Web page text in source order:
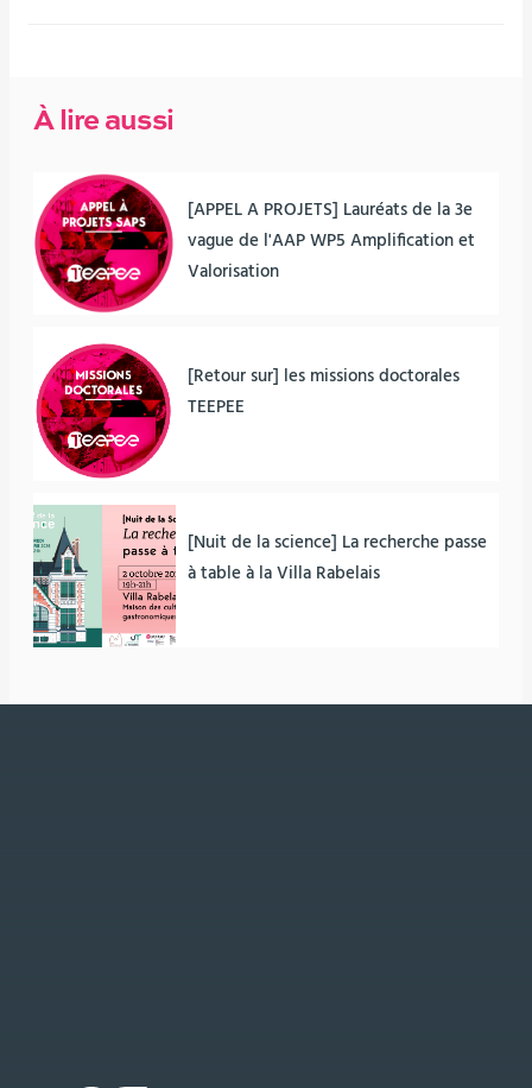
À lire aussi
[APPEL A PROJETS] Lauréats de la 3e
vague de l'AAP WP5 Amplification et
Valorisation
[Retour sur] les missions doctorales
TEEPEE
[Nuit de la science] La recherche passe
à table à la Villa Rabelais